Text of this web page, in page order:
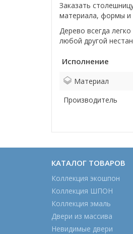
Заказать
материала, формы и
Дерево всегда
любой другой
Исполнение
Материал
Производитель
КАТАЛОГ ТОВАРОВ
Коллекция экошпон
Коллекция ШПОН
Коллекция эмаль
Двери из массива
Невидимые двери